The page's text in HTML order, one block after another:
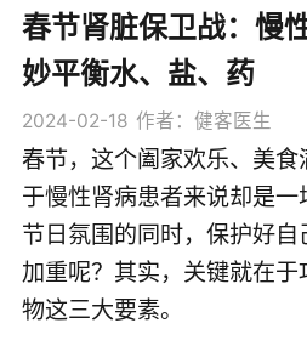
春节肾脏保卫战：慢
妙平衡水、盐、药
2024-02-18 作者：健客医生
春节，这个阖家欢乐、美
于慢性肾病患者来说却是
节日氛围的同时，保护好
加重呢？其实，关键就在
物这三大要素。